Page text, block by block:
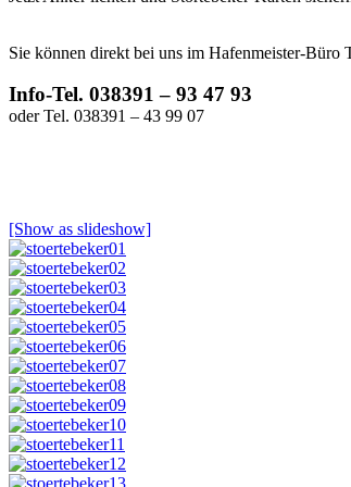
Sie können direkt bei uns im Hafenmeister-Büro
Info-Tel. 038391 – 93 47 93
oder Tel. 038391 – 43 99 07
[Show as slideshow]